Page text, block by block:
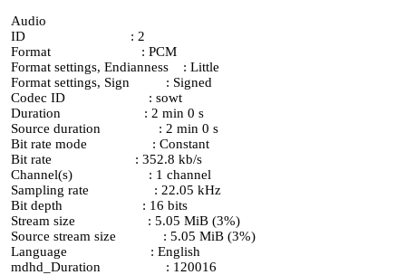
Audio
ID : 2
Format : PCM
Format settings, Endianness : Little
Format settings, Sign : Signed
Codec ID : sowt
Duration : 2 min 0 s
Source duration : 2 min 0 s
Bit rate mode : Constant
Bit rate : 352.8 kb/s
Channel(s) : 1 channel
Sampling rate : 22.05 kHz
Bit depth : 16 bits
Stream size : 5.05 MiB (3%)
Source stream size : 5.05 MiB (3%)
Language : English
mdhd_Duration : 120016